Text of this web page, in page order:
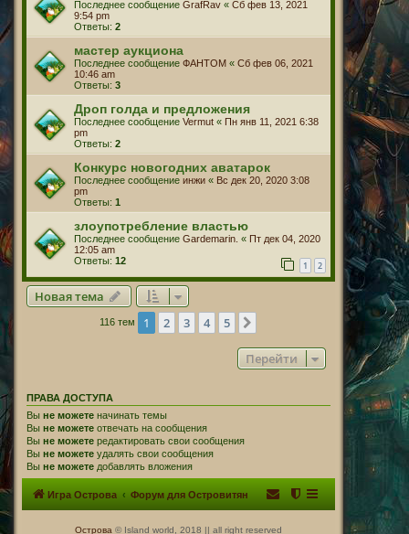
Последнее сообщение GrafRav « Сб фев 13, 2021
9:54 pm
Ответы: 2
мастер аукциона
Последнее сообщение ФАНТОМ « Сб фев 06, 2021
10:46 am
Ответы: 3
Дроп голда и предложения
Последнее сообщение Vermut « Пн янв 11, 2021 6:38
pm
Ответы: 2
Конкурс новогодних аватарок
Последнее сообщение инжи « Вс дек 20, 2020 3:08
pm
Ответы: 1
злоупотребление властью
Последнее сообщение Gardemarin. « Пт дек 04, 2020
12:05 am
Ответы: 12 1 2
Новая тема
116 тем 1 2 3 4 5
Перейти
ПРАВА ДОСТУПА
Вы не можете начинать темы
Вы не можете отвечать на сообщения
Вы не можете редактировать свои сообщения
Вы не можете удалять свои сообщения
Вы не можете добавлять вложения
Игра Острова Форум для Островитян
Острова © Island world, 2018 || all right reserved